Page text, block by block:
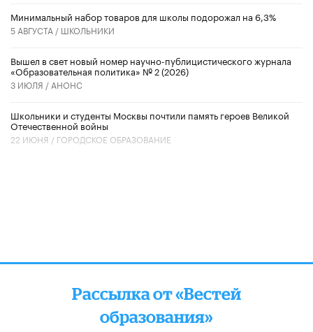
Минимальный набор товаров для школы подорожал на 6,3%
5 АВГУСТА / ШКОЛЬНИКИ
Вышел в свет новый номер научно-публицистического журнала
«Образовательная политика» № 2 (2026)
3 ИЮЛЯ / АНОНС
Школьники и студенты Москвы почтили память героев Великой
Отечественной войны
22 ИЮНЯ / ГОРОДСКОЕ ОБРАЗОВАНИЕ
Рассылка от «Вестей
образования»